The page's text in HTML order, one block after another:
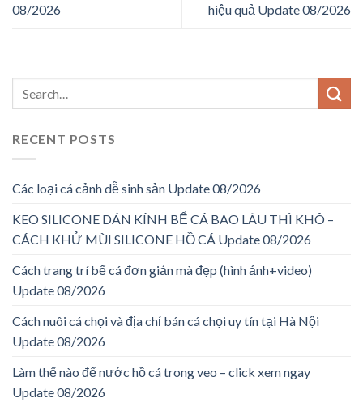
08/2026
hiệu quả Update 08/2026
RECENT POSTS
Các loại cá cảnh dễ sinh sản Update 08/2026
KEO SILICONE DÁN KÍNH BỂ CÁ BAO LÂU THÌ KHÔ –
CÁCH KHỬ MÙI SILICONE HỒ CÁ Update 08/2026
Cách trang trí bể cá đơn giản mà đẹp (hình ảnh+video)
Update 08/2026
Cách nuôi cá chọi và địa chỉ bán cá chọi uy tín tại Hà Nội
Update 08/2026
Làm thế nào để nước hồ cá trong veo – click xem ngay
Update 08/2026